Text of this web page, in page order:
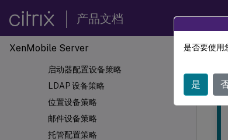
产品文档
XenMobile Server
键盘锁管理设备策略
信息亭设备策略
Knox Platform for Enterprise 密钥设备
策略
启动器配置设备策略
LDAP 设备策略
位置设备策略
邮件设备策略
托管配置策略
此
是否要使用
是